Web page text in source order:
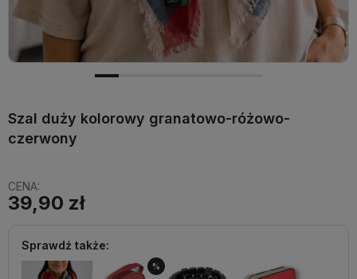
Szal duży kolorowy granatowo-różowo-
czerwony
CENA:
39,90 zł
Sprawdź także:
%